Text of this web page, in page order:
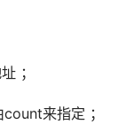
；
来指定 ；